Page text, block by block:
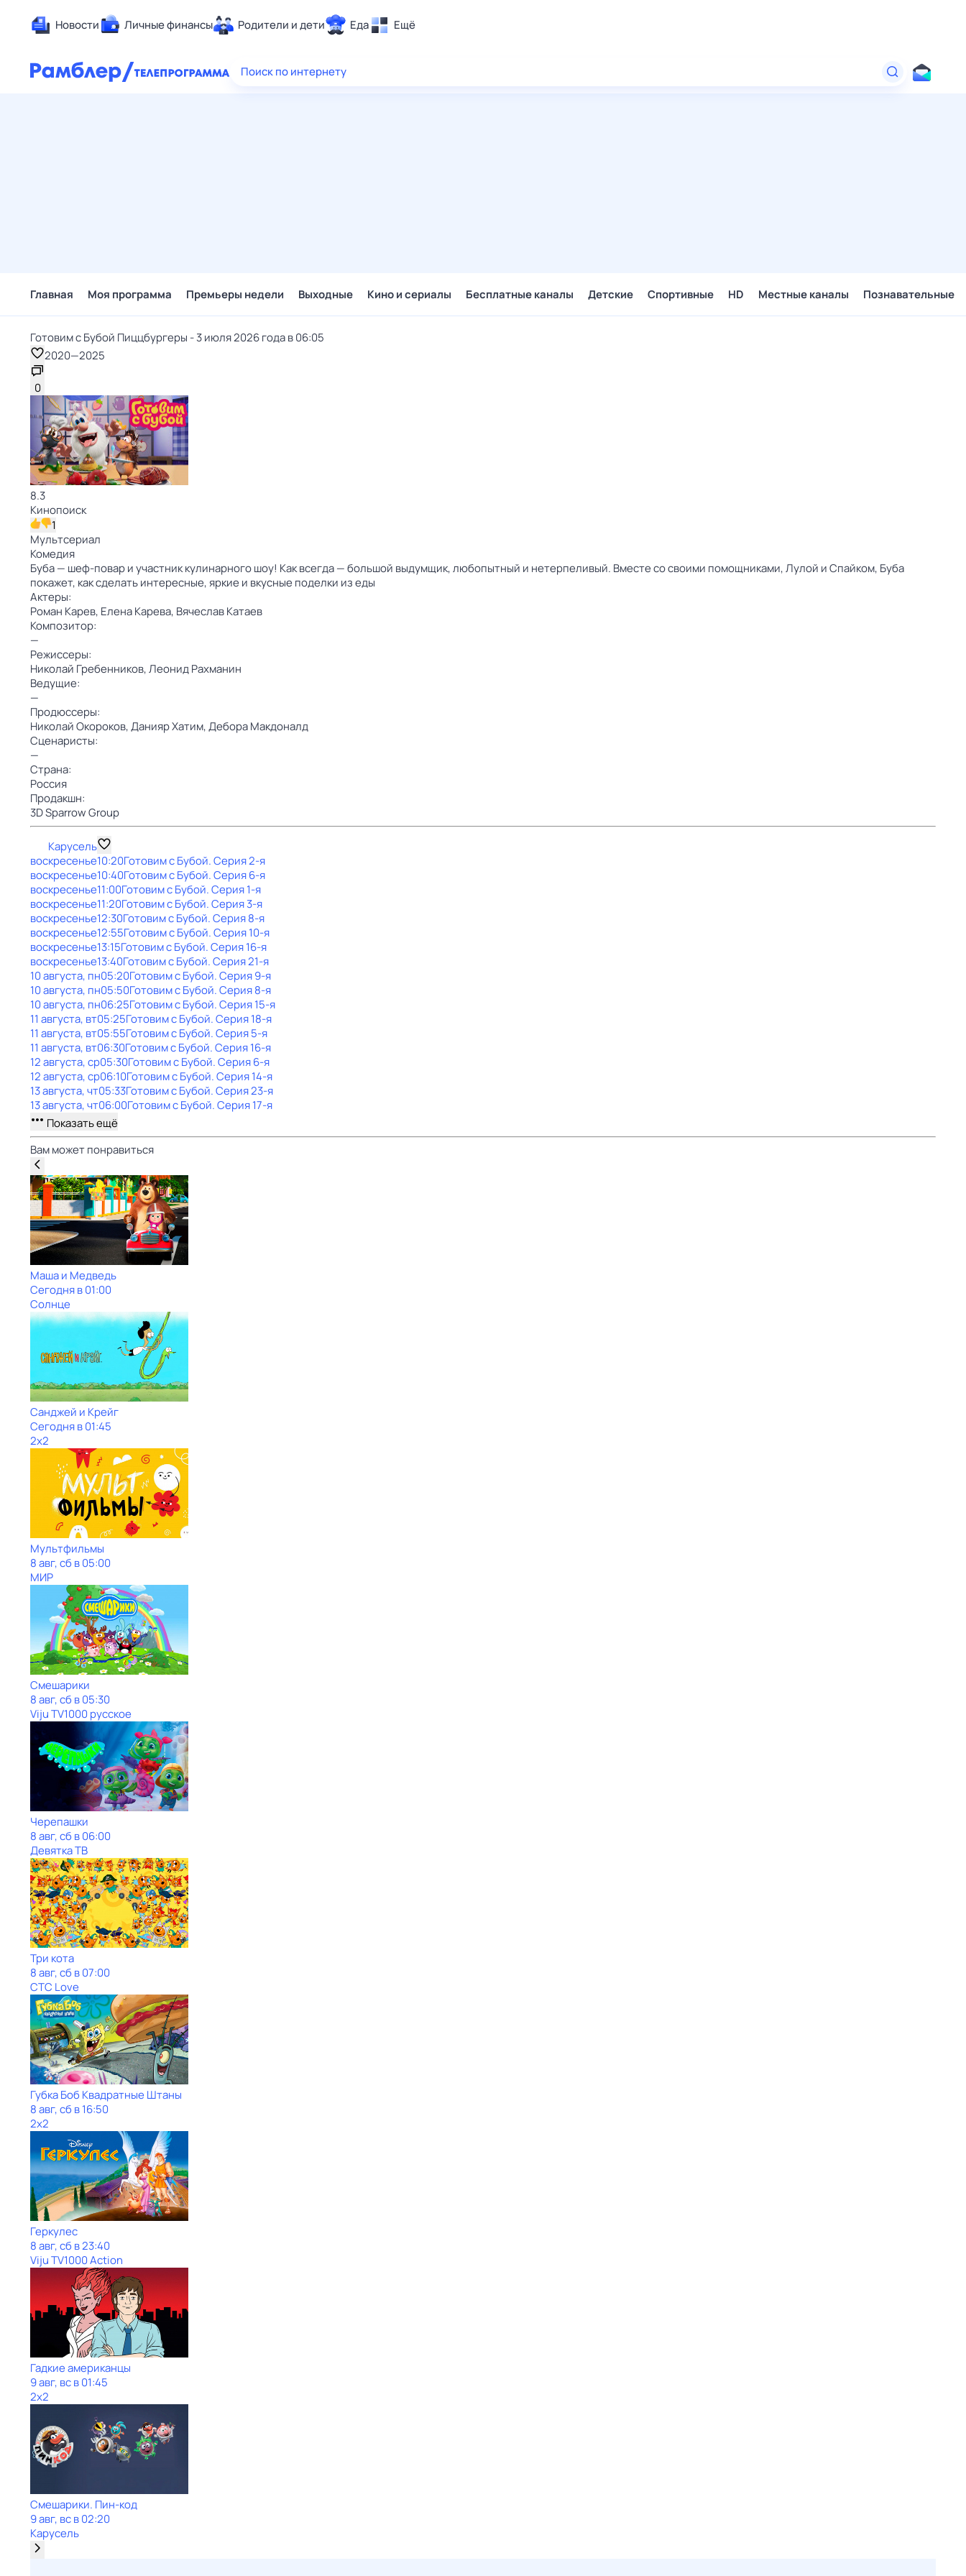
Новости Личные финансы Родители и дети Еда Ещё
Здоровье
Поиск по интернету
Главная Моя программа Премьеры недели Выходные Кино и сериалы Бесплатные каналы Детские Спортивные HD Местные каналы Познавательные
Готовим с Бубой Пиццбургеры - 3 июля 2026 года в 06:05
2020—2025
0
8.3
Кинопоиск
1
Мультсериал
Комедия
Буба — шеф-повар и участник кулинарного шоу! Как всегда — большой выдумщик, любопытный и нетерпеливый. Вместе со своими помощниками, Лулой и Спайком, Буба
покажет, как сделать интересные, яркие и вкусные поделки из еды
Актеры:
Роман Карев, Елена Карева, Вячеслав Катаев
Композитор:
—
Режиссеры:
Николай Гребенников,Леонид Рахманин
Ведущие:
—
Продюссеры:
Николай Окороков,Данияр Хатим,Дебора Макдоналд
Сценаристы:
—
Страна:
Россия
Продакшн:
3D Sparrow Group
Карусель
воскресенье10:20Готовим с Бубой. Серия 2-я
воскресенье10:40Готовим с Бубой. Серия 6-я
воскресенье11:00Готовим с Бубой. Серия 1-я
воскресенье11:20Готовим с Бубой. Серия 3-я
воскресенье12:30Готовим с Бубой. Серия 8-я
воскресенье12:55Готовим с Бубой. Серия 10-я
воскресенье13:15Готовим с Бубой. Серия 16-я
воскресенье13:40Готовим с Бубой. Серия 21-я
10 августа, пн05:20Готовим с Бубой. Серия 9-я
10 августа, пн05:50Готовим с Бубой. Серия 8-я
10 августа, пн06:25Готовим с Бубой. Серия 15-я
11 августа, вт05:25Готовим с Бубой. Серия 18-я
11 августа, вт05:55Готовим с Бубой. Серия 5-я
11 августа, вт06:30Готовим с Бубой. Серия 16-я
12 августа, ср05:30Готовим с Бубой. Серия 6-я
12 августа, ср06:10Готовим с Бубой. Серия 14-я
13 августа, чт05:33Готовим с Бубой. Серия 23-я
13 августа, чт06:00Готовим с Бубой. Серия 17-я
Показать ещё
Вам может понравиться
Маша и Медведь
Сегодня в 01:00
Солнце
Санджей и Крейг
Сегодня в 01:45
2x2
Мультфильмы
8 авг, сб в 05:00
МИР
Смешарики
8 авг, сб в 05:30
Viju TV1000 русское
Черепашки
8 авг, сб в 06:00
Девятка ТВ
Три кота
8 авг, сб в 07:00
СТС Love
Губка Боб Квадратные Штаны
8 авг, сб в 16:50
2x2
Геркулес
8 авг, сб в 23:40
Viju TV1000 Action
Гадкие американцы
9 авг, вс в 01:45
2x2
Смешарики. Пин-код
9 авг, вс в 02:20
Карусель